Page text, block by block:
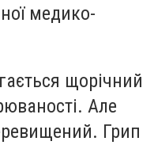
медико-
щорічний
Але
Грип